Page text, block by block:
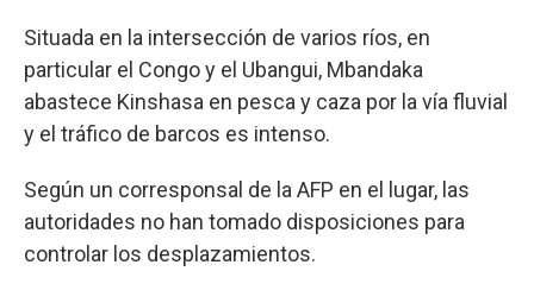
Situada en la intersección de varios ríos, en
particular el Congo y el Ubangui, Mbandaka
abastece Kinshasa en pesca y caza por la vía fluvial
y el tráfico de barcos es intenso.
Según un corresponsal de la AFP en el lugar, las
autoridades no han tomado disposiciones para
controlar los desplazamientos.